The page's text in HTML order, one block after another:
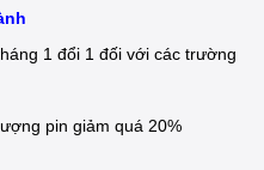
1 đổi 1 đối với các trường
pin giảm quá 20%